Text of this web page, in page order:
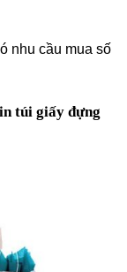
nhu cầu mua số
túi giấy đựng